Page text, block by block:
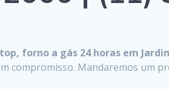
forno a gás 24 horas em
compromisso. Mandaremos um